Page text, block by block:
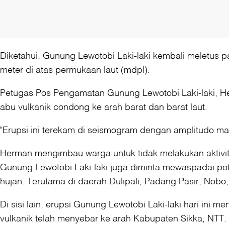
Diketahui, Gunung Lewotobi Laki-laki kembali meletus
meter di atas permukaan laut (mdpl).
Petugas Pos Pengamatan Gunung Lewotobi Laki-laki,
abu vulkanik condong ke arah barat dan barat laut.
"Erupsi ini terekam di seismogram dengan amplitudo
Herman mengimbau warga untuk tidak melakukan
Gunung Lewotobi Laki-laki juga diminta mewaspadai
hujan. Terutama di daerah Dulipali, Padang Pasir,
Di sisi lain, erupsi Gunung Lewotobi Laki-laki hari ini
vulkanik telah menyebar ke arah Kabupaten Sikka, NTT.